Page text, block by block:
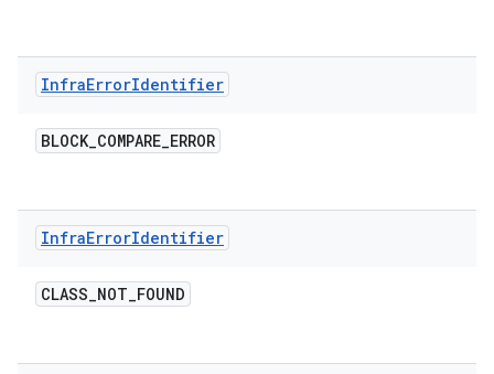
InfraErrorIdentifier
BLOCK_COMPARE_ERROR
InfraErrorIdentifier
CLASS_NOT_FOUND